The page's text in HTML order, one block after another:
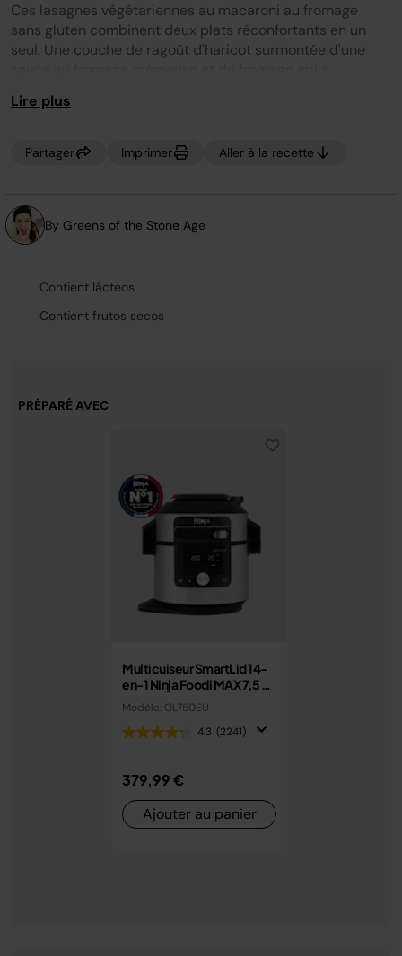
notation.
Lien
sur
la
Ces lasagnes végétariennes au macaroni au fromage
sans gluten combinent deux plats réconfortants en un
seul. Une couche de ragoût d'haricot surmontée d'une
Lire plus
Partager Imprimer Aller à la recette
By Greens of the Stone Age
Contient lácteos
Contient frutos secos
PRÉPARÉ AVEC
Multicuiseur SmartLid 14-
en-1 Ninja Foodi MAX 7,5 L
avec couvercle intelligent
OL750EU
Modèle: OL750EU
4.3 (2241)
379,99 €
Ajouter au panier